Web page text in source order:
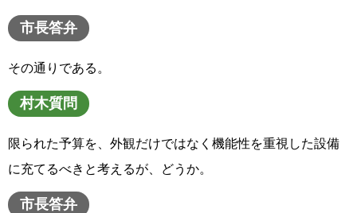
市長答弁
その通りである。
村木質問
限られた予算を、外観だけではなく機能性を重視した設備
に充てるべきと考えるが、どうか。
市長答弁